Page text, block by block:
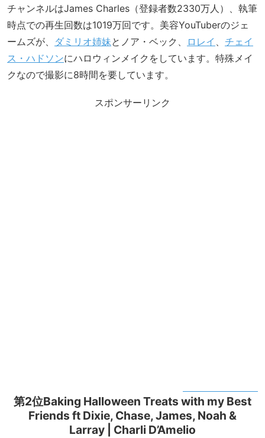
チャンネルはJames Charles（登録者数2330万人）、執筆
時点での再生回数は1019万回です。美容YouTuberのジェ
ームズが、 ダミリオ姉妹とノア・ベック、 ロレイ
チェイ
ス・ハドソンにハロウィンメイクをしています。特殊メイ
クなので撮影に8時間を要しています。
スポンサーリンク
第2位Baking Halloween Treats with my Best
Friends ft Dixie, Chase, James, Noah &
Larray | Charli D’Amelio